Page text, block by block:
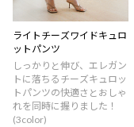
ライトチーズワイドキュロ
ットパンツ
しっかりと伸び、エレガン
トに落ちるチーズキュロッ
トパンツの快適さとおしゃ
れを同時に握りました！
(3color)